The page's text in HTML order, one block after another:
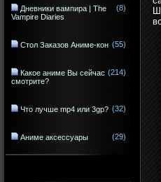
Дневники вампира | The
Vampire Diaries
(8)
Стол Заказов Аниме-кон (55)
Какое аниме Вы сейчас
смотрите?
(214)
Что лучше mp4 или 3gp? (32)
Аниме аксессуары (29)